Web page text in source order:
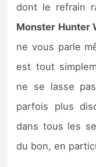
dont le refrain
Monster Hunter
ne vous parle
est tout
ne se lasse
parfois plus
dans tous les
du bon, en